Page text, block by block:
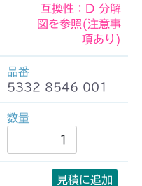
互換性：D 分解
図を参照(注意事
項あり)
5332 8546 001
見積に追加